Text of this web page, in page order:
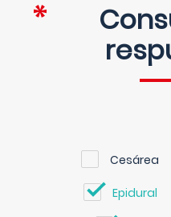
Cesárea
Epidural